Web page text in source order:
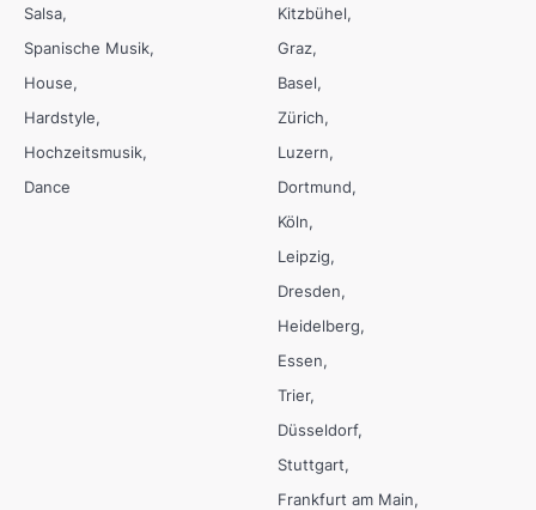
Salsa
Spanische Musik
House
Hardstyle
Hochzeitsmusik
Dance
Kitzbühel
Graz
Basel
Zürich
Luzern
Dortmund
Köln
Leipzig
Dresden
Heidelberg
Essen
Trier
Düsseldorf
Stuttgart
Frankfurt am Main